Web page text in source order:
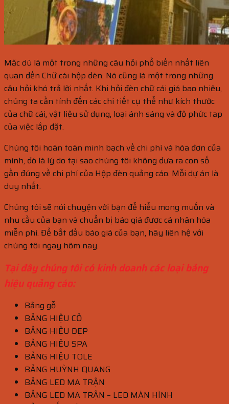
Mặc dù là một trong những câu hỏi phổ biến nhất liên
quan đến Chữ cái hộp đèn. Nó cũng là một trong những
câu hỏi khó trả lời nhất. Khi hỏi đèn chữ cái giá bao nhiêu,
chúng ta cần tính đến các chi tiết cụ thể như kích thước
của chữ cái, vật liệu sử dụng, loại ánh sáng và độ phức tạp
của việc lắp đặt.
Chúng tôi hoàn toàn minh bạch về chi phí và hóa đơn của
mình, đó là lý do tại sao chúng tôi không đưa ra con số
gần đúng về chi phí của Hộp đèn quảng cáo. Mỗi dự án là
duy nhất.
Chúng tôi sẽ nói chuyện với bạn để hiểu mong muốn và
nhu cầu của bạn và chuẩn bị báo giá được cá nhân hóa
miễn phí. Để bắt đầu báo giá của bạn, hãy liên hệ với
chúng tôi ngay hôm nay.
Tại đây chúng tôi có kinh doanh các loại bảng
hiệu quảng cáo:
Bảng gỗ
BẢNG HIỆU CỎ
BẢNG HIỆU ĐẸP
BẢNG HIỆU SPA
BẢNG HIỆU TOLE
BẢNG HUỲNH QUANG
BẢNG LED MA TRẬN
BẢNG LED MA TRẬN – LED MÀN HÌNH